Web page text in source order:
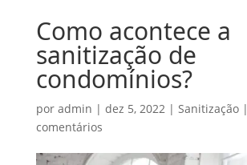
Como acontece a
sanitização de
condomínios?
por admin | dez 5, 2022 | Sanitização|
comentários